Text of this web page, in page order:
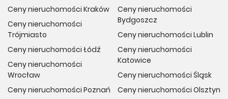
Ceny nieruchomości Kraków
Ceny nieruchomości
Trójmiasto
Ceny nieruchomości Łódź
Ceny nieruchomości
Wrocław
Ceny nieruchomości Poznań
Ceny nieruchomości
Bydgoszcz
Ceny nieruchomości Lublin
Ceny nieruchomości
Katowice
Ceny nieruchomości Śląsk
Ceny nieruchomości Olsztyn